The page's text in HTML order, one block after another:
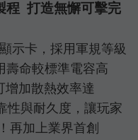
程 打造無懈可擊完
示卡，採用軍規等級
壽命較標準電容高
增加散熱效率達
性與耐久度，讓玩家
再加上業界首創